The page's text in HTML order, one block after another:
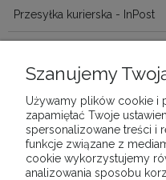
Przesyłka kurierska - InPost
Odbiór osobisty (Rączna
godz. 8:00-16:00)(odbiór w
Odbiór osobisty ( Giełda
56, 30-149 Kraków)(odbiór
Giełdzie Kwiatowej w
(03:30 - 9:00))
Szanujemy
Używamy plików cookie i
zapamiętać Twoje
spersonalizowane treści i
funkcje związane z
cookie wykorzystujemy
analizowania sposobu